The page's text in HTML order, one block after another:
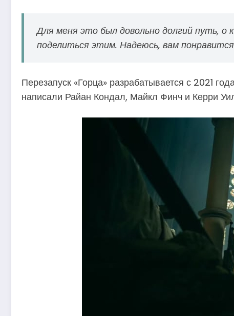
Для меня это был довольно долгий путь, о
поделиться этим. Надеюсь, вам
Перезапуск «Горца» разрабатывается с 2021
написали Райан Кондал, Майкл Финч и Керри